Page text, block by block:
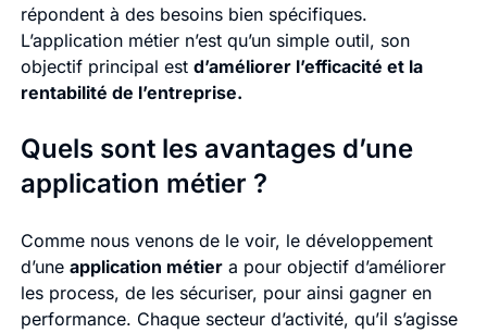
répondent à des besoins bien spécifiques.
L’application métier n’est qu’un simple outil, son
objectif principal est d’améliorer l’efficacité et la
rentabilité de l’entreprise.
Quels sont les avantages d’une
application métier ?
Comme nous venons de le voir, le développement
d’une application métiera pour objectif d’améliorer
les process, de les sécuriser, pour ainsi gagner en
performance. Chaque secteur d’activité, qu’il s’agisse